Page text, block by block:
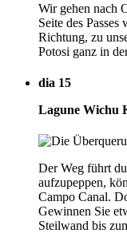
Wir gehen nach
Seite des
Richtung, zu
Potosi ganz in
dia 15
Lagune Wichu
Der Weg führt
aufzupeppen,
Campo Canal.
Gewinnen Sie
Steilwand bis